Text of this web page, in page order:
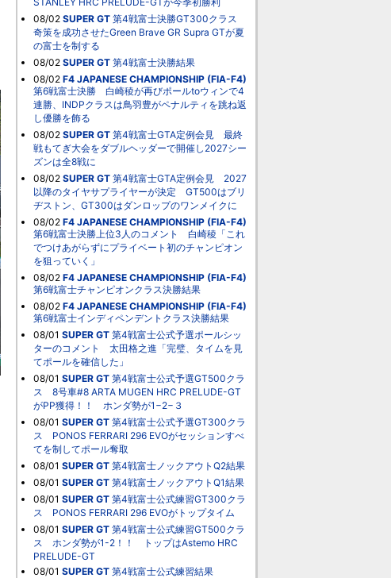
08/02 SUPER GT 第4戦富士決勝GT300クラス
奇策を成功させたGreen Brave GR Supra GTが夏
の富士を制する
08/02 SUPER GT 第4戦富士決勝結果
08/02 F4 JAPANESE CHAMPIONSHIP (FIA-F4)
第6戦富士決勝 白崎稜が再びポールtoウィンで4
連勝、INDPクラスは鳥羽豊がペナルティを跳ね返
し優勝を飾る
08/02 SUPER GT 第4戦富士GTA定例会見 最終
戦もてぎ大会をダブルヘッダーで開催し2027シー
ズンは全8戦に
08/02 SUPER GT 第4戦富士GTA定例会見 2027
以降のタイヤサプライヤーが決定 GT500はブリ
ヂストン、GT300はダンロップのワンメイクに
08/02 F4 JAPANESE CHAMPIONSHIP (FIA-F4)
第6戦富士決勝上位3人のコメント 白崎稜「これ
でつけあがらずにプライベート初のチャンピオン
を狙っていく」
08/02 F4 JAPANESE CHAMPIONSHIP (FIA-F4)
第6戦富士チャンピオンクラス決勝結果
08/02 F4 JAPANESE CHAMPIONSHIP (FIA-F4)
第6戦富士インディペンデントクラス決勝結果
08/01 SUPER GT 第4戦富士公式予選ポールシッ
ターのコメント 太田格之進「完璧、タイムを見
てポールを確信した」
08/01 SUPER GT 第4戦富士公式予選GT500クラ
ス 8号車#8 ARTA MUGEN HRC PRELUDE-GT
がPP獲得！！ ホンダ勢が1−2−３
08/01 SUPER GT 第4戦富士公式予選GT300クラ
ス PONOS FERRARI 296 EVOがセッションすべ
てを制してポール奪取
08/01 SUPER GT 第4戦富士ノックアウトQ2結果
08/01 SUPER GT 第4戦富士ノックアウトQ1結果
08/01 SUPER GT 第4戦富士公式練習GT300クラ
ス PONOS FERRARI 296 EVOがトップタイム
08/01 SUPER GT 第4戦富士公式練習GT500クラ
ス ホンダ勢が1-2！！ トップはAstemo HRC
PRELUDE-GT
08/01 SUPER GT 第4戦富士公式練習結果